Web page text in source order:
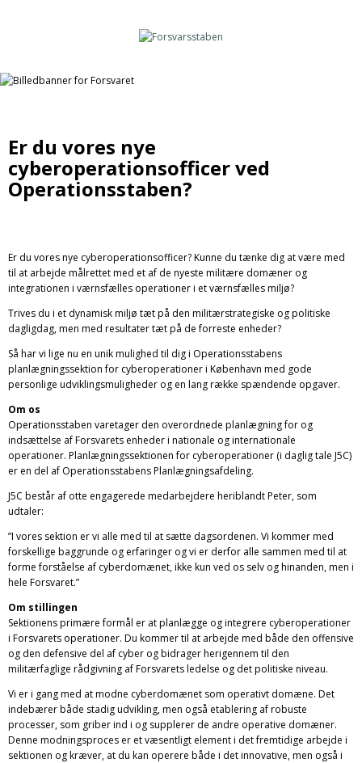
Er du vores nye
cyberoperationsofficer ved
Operationsstaben?
Er du vores nye cyberoperationsofficer? Kunne du tænke dig at være med
til at arbejde målrettet med et af de nyeste militære domæner og
integrationen i værnsfælles operationer i et værnsfælles miljø?
Trives du i et dynamisk miljø tæt på den militærstrategiske og politiske
dagligdag, men med resultater tæt på de forreste enheder?
Så har vi lige nu en unik mulighed til dig i Operationsstabens
planlægningssektion for cyberoperationer i København med gode
personlige udviklingsmuligheder og en lang række spændende opgaver.
Om os
Operationsstaben varetager den overordnede planlægning for og
indsættelse af Forsvarets enheder i nationale og internationale
operationer. Planlægningssektionen for cyberoperationer (i daglig tale J5C)
er en del af Operationsstabens Planlægningsafdeling.
J5C består af otte engagerede medarbejdere heriblandt Peter, som
udtaler:
”I vores sektion er vi alle med til at sætte dagsordenen. Vi kommer med
forskellige baggrunde og erfaringer og vi er derfor alle sammen med til at
forme forståelse af cyberdomænet, ikke kun ved os selv og hinanden, men i
hele Forsvaret.”
Om stillingen
Sektionens primære formål er at planlægge og integrere cyberoperationer
i Forsvarets operationer. Du kommer til at arbejde med både den offensive
og den defensive del af cyber og bidrager herigennem til den
militærfaglige rådgivning af Forsvarets ledelse og det politiske niveau.
Vi er i gang med at modne cyberdomænet som operativt domæne. Det
indebærer både stadig udvikling, men også etablering af robuste
processer, som griber ind i og supplerer de andre operative domæner.
Denne modningsproces er et væsentligt element i det fremtidige arbejde i
sektionen og kræver, at du kan operere både i det innovative, men også i